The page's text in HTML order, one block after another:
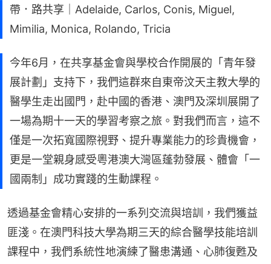
帶．路共享｜Adelaide, Carlos, Conis, Miguel,
Mimilia, Monica, Rolando, Tricia
今年6月，在共享基金會與學校合作開展的「青年發
展計劃」支持下，我們這群來自東帝汶天主教大學的
醫學生走出國門，赴中國的香港、澳門及深圳展開了
一場為期十一天的學習考察之旅。對我們而言，這不
僅是一次拓寬國際視野、提升專業能力的珍貴機會，
更是一堂親身感受粵港澳大灣區蓬勃發展、體會「一
國兩制」成功實踐的生動課程。
透過基金會精心安排的一系列交流與培訓，我們獲益
匪淺。在澳門科技大學為期三天的綜合醫學技能培訓
課程中，我們系統性地演練了醫患溝通、心肺復甦及